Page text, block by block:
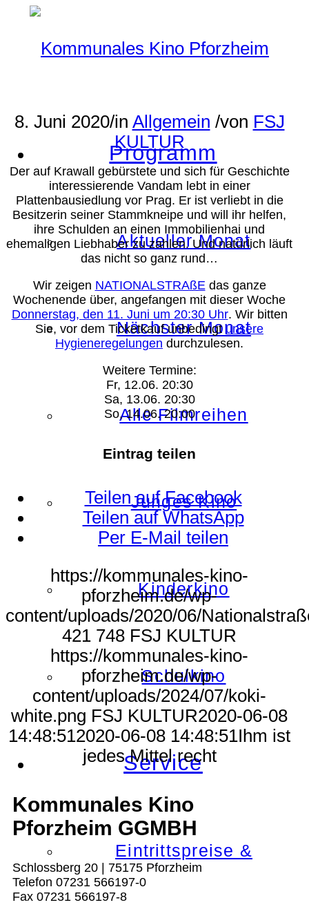
Programm
Aktueller Monat
Nächster Monat
Alle Filmreihen
Junges Kino
Kinderkino
Schulkino
Service
Eintrittspreise &
8. Juni 2020/in Allgemein /von FSJ
KULTUR
Der auf Krawall gebürstete und sich für Geschichte
interessierende Vandam lebt in einer
Plattenbausiedlung vor Prag. Er ist verliebt in die
Besitzerin seiner Stammkneipe und will ihr helfen,
ihre Schulden an einen Immobilienhai und
ehemaligen Liebhaber zu zahlen. Und natürlich läuft
das nicht so ganz rund…
Wir zeigen NATIONALSTRAßEdas ganze
Wochenende über, angefangen mit dieser Woche
Donnerstag, den 11. Juni um 20:30 Uhr. Wir bitten
Sie, vor dem Ticketkauf unbedingt unsere
Hygieneregelungen durchzulesen.
Weitere Termine:
Fr, 12.06. 20:30
Sa, 13.06. 20:30
So, 14.06. 20:00
Eintrag teilen
Teilen auf Facebook
Teilen auf WhatsApp
Per E-Mail teilen
https://kommunales-kino-
pforzheim.de/wp-
content/uploads/2020/06/
421 748 FSJ KULTUR
https://kommunales-kino-
pforzheim.de/wp-
content/uploads/2024/07/koki-
white.png FSJ KULTUR2020-06-08
14:48:51 2020-06-08 14:48:51 Ihm ist
jedes Mittel recht
Kommunales Kino
Pforzheim GGMBH
Schlossberg 20 | 75175 Pforzheim
Telefon 07231 566197-0
Fax 07231 566197-8